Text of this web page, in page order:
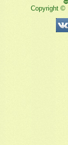
Copyright ©